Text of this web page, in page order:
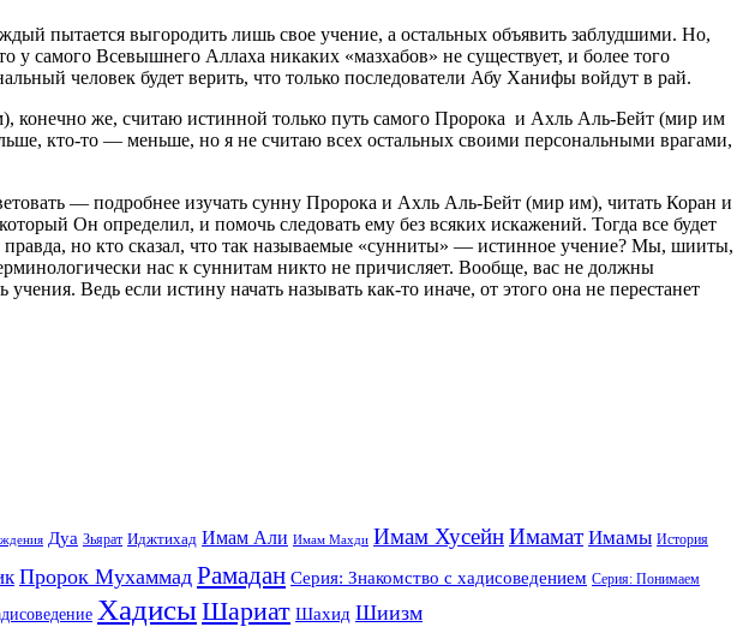
пытается выгородить лишь свое учение, а остальных объявить заблудшими. Но,
у самого Всевышнего Аллаха никаких «мазхабов» не существует, и более того
человек будет верить, что только последователи Абу Ханифы войдут в рай.
конечно же, считаю истинной только путь самого Пророка и Ахль Аль-Бейт (мир им
кто-то — меньше, но я не считаю всех остальных своими персональными врагами,
— подробнее изучать сунну Пророка и Ахль Аль-Бейт (мир им), читать Коран и
Он определил, и помочь следовать ему без всяких искажений. Тогда все будет
но кто сказал, что так называемые «сунниты» — истинное учение? Мы, шииты,
нас к суннитам никто не причисляет. Вообще, вас не должны
Ведь если истину начать называть как-то иначе, от этого она не перестанет
Дуа Зьярат Иджтихад Имам Али Имам Махди Имам ХусейнИмамат Имамы История
Пророк Мухаммад Рамадан Серия: Знакомство с хадисоведением Серия: Понимаем
ХадисыШариат Шахид Шиизм